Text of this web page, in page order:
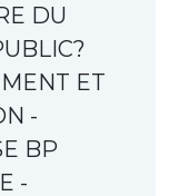
DU
ET
-
BP
-